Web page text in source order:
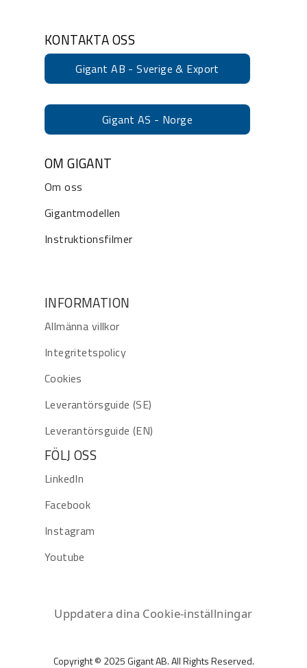
KONTAKTA OSS
Gigant AB - Sverige & Export
Gigant AS - Norge
OM GIGANT
Om oss
Gigantmodellen
Instruktionsfilmer
INFORMATION
Allmänna villkor
Integritetspolicy
Cookies
Leverantörsguide (SE)
Leverantörsguide (EN)
FÖLJ OSS
LinkedIn
Facebook
Instagram
Youtube
Uppdatera dina Cookie-inställningar
Copyright © 2025 Gigant AB. All Rights Reserved.